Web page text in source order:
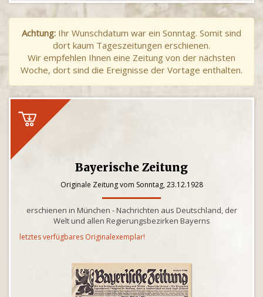
Achtung: Ihr Wunschdatum war ein Sonntag. Somit sind
dort kaum Tageszeitungen erschienen.
Wir empfehlen Ihnen eine Zeitung von der nächsten
Woche, dort sind die Ereignisse der Vortage enthalten.
Bayerische Zeitung
Originale Zeitung vom Sonntag, 23.12.1928
erschienen in München - Nachrichten aus Deutschland, der
Welt und allen Regierungsbezirken Bayerns
letztes verfügbares Originalexemplar!